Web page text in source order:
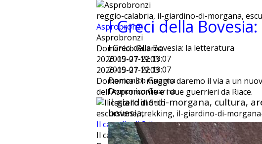
reggio-calabria, il-giardino-di-morgana,
Asprobronzi
Asprobronzi
Domenico Guarna
2026-05-27 19:03
2026-05-27 19:03
Domenica 31 maggio daremo il via a un
dell'Aspromonte e i due guerrieri da Riace.
escursione, trekking, il-giardino-di-
Il castello di Stilo
Il castello di Stilo
I Greci della
I Greci della Bovesia: la letteratura
2019-01-22 19:07
2019-01-22 19:07
Domenico Guarna
Domenico Guarna
il-giardino-di-morgana, cultura,
bovesia,